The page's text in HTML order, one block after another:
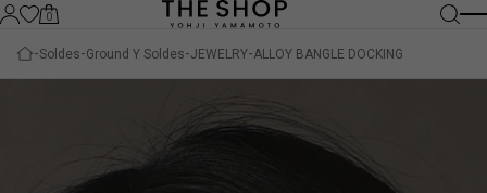
0
Soldes Ground Y Soldes JEWELRY ALLOY BANGLE DOCKING